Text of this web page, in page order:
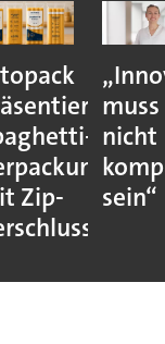
Zip-
muss
nicht
sein“